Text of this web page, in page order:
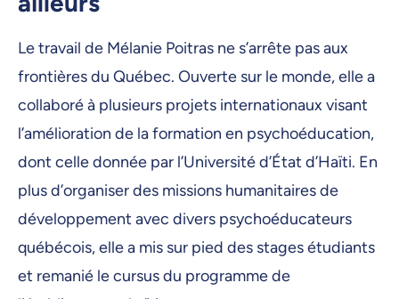
Le travail de Mélanie Poitras ne s’arrête pas aux
frontières du Québec. Ouverte sur le monde, elle a
collaboré à plusieurs projets internationaux visant
l’amélioration de la formation en psychoéducation,
dont celle donnée par l’Université d’État d’Haïti. En
plus d’organiser des missions humanitaires de
développement avec divers psychoéducateurs
québécois, elle a mis sur pied des stages étudiants
et remanié le cursus du programme de